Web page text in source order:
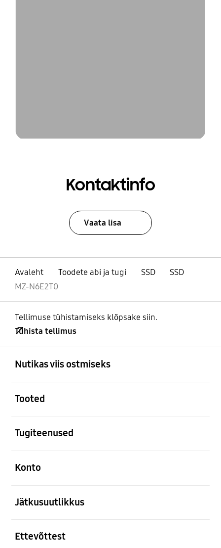
Kontaktinfo
Vaata lisa
Avaleht Toodete abi ja tugi SSD
SSD
MZ-N6E2T0
Tellimuse tühistamiseks klõpsake siin.
Tühista tellimus
Nutikas viis ostmiseks
Tooted
Tugiteenused
Konto
Jätkusuutlikkus
Ettevõttest